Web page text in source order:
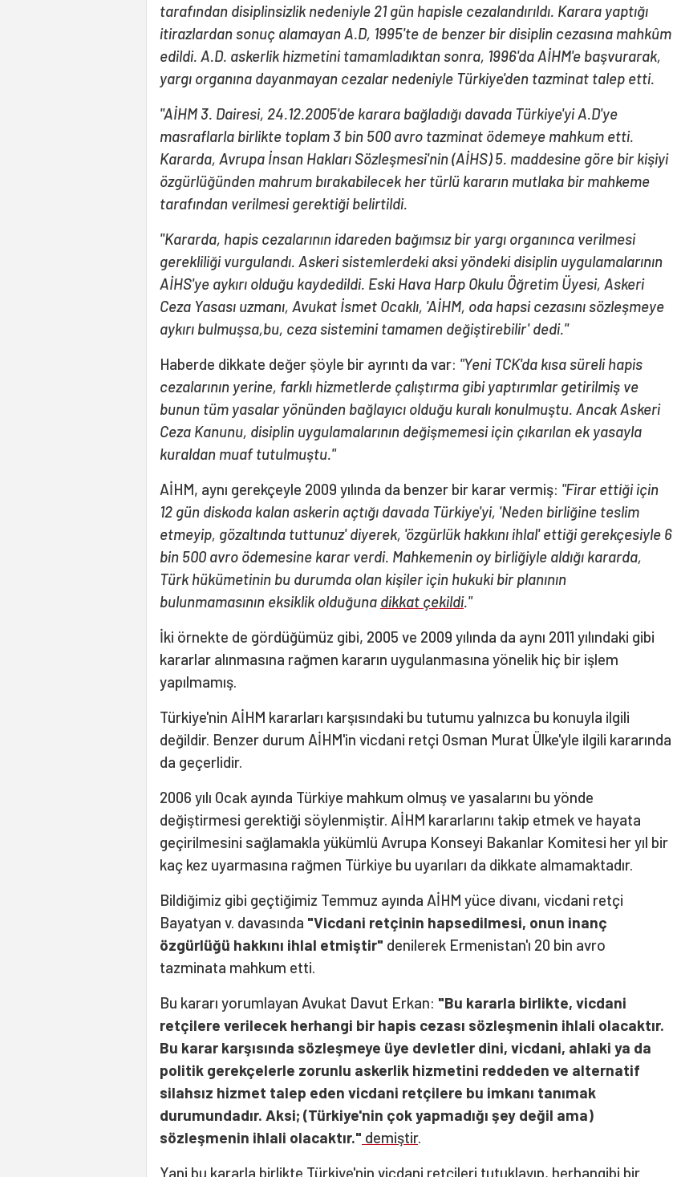
tarafından disiplinsizlik nedeniyle 21 gün hapisle cezalandırıldı. Karara yaptığı
itirazlardan sonuç alamayan A.D, 1995'te de benzer bir disiplin cezasına mahkûm
edildi. A.D. askerlik hizmetini tamamladıktan sonra, 1996'da AİHM'e başvurarak,
yargı organına dayanmayan cezalar nedeniyle Türkiye'den tazminat talep etti.
''AİHM 3. Dairesi, 24.12.2005'de karara bağladığı davada Türkiye'yi A.D'ye
masraflarla birlikte toplam 3 bin 500 avro tazminat ödemeye mahkum etti.
Kararda, Avrupa İnsan Hakları Sözleşmesi'nin (AİHS) 5. maddesine göre bir kişiyi
özgürlüğünden mahrum bırakabilecek her türlü kararın mutlaka bir mahkeme
tarafından verilmesi gerektiği belirtildi.
''Kararda, hapis cezalarının idareden bağımsız bir yargı organınca verilmesi
gerekliliği vurgulandı. Askeri sistemlerdeki aksi yöndeki disiplin uygulamalarının
AİHS'ye aykırı olduğu kaydedildi. Eski Hava Harp Okulu Öğretim Üyesi, Askeri
Ceza Yasası uzmanı, Avukat İsmet Ocaklı, 'AİHM, oda hapsi cezasını sözleşmeye
aykırı bulmuşsa,bu, ceza sistemini tamamen değiştirebilir' dedi.''
Haberde dikkate değer şöyle bir ayrıntı da var: "Yeni TCK'da kısa süreli hapis
cezalarının yerine, farklı hizmetlerde çalıştırma gibi yaptırımlar getirilmiş ve
bunun tüm yasalar yönünden bağlayıcı olduğu kuralı konulmuştu. Ancak Askeri
Ceza Kanunu, disiplin uygulamalarının değişmemesi için çıkarılan ek yasayla
kuraldan muaf tutulmuştu."
AİHM, aynı gerekçeyle 2009 yılında da benzer bir karar vermiş: "Firar ettiği için
12 gün diskoda kalan askerin açtığı davada Türkiye'yi, 'Neden birliğine teslim
etmeyip, gözaltında tuttunuz' diyerek, 'özgürlük hakkını ihlal' ettiği gerekçesiyle 6
bin 500 avro ödemesine karar verdi. Mahkemenin oy birliğiyle aldığı kararda,
Türk hükümetinin bu durumda olan kişiler için hukuki bir planının
bulunmamasının eksiklik olduğuna dikkat çekildi."
İki örnekte de gördüğümüz gibi, 2005 ve 2009 yılında da aynı 2011 yılındaki gibi
kararlar alınmasına rağmen kararın uygulanmasına yönelik hiç bir işlem
yapılmamış.
Türkiye'nin AİHM kararları karşısındaki bu tutumu yalnızca bu konuyla ilgili
değildir. Benzer durum AİHM'in vicdani retçi Osman Murat Ülke'yle ilgili kararında
da geçerlidir.
2006 yılı Ocak ayında Türkiye mahkum olmuş ve yasalarını bu yönde
değiştirmesi gerektiği söylenmiştir. AİHM kararlarını takip etmek ve hayata
geçirilmesini sağlamakla yükümlü Avrupa Konseyi Bakanlar Komitesi her yıl bir
kaç kez uyarmasına rağmen Türkiye bu uyarıları da dikkate almamaktadır.
Bildiğimiz gibi geçtiğimiz Temmuz ayında AİHM yüce divanı, vicdani retçi
Bayatyan v. davasında "Vicdani retçinin hapsedilmesi, onun inanç
özgürlüğü hakkını ihlal etmiştir" denilerek Ermenistan'ı 20 bin avro
tazminata mahkum etti.
Bu kararı yorumlayan Avukat Davut Erkan: "Bu kararla birlikte, vicdani
retçilere verilecek herhangi bir hapis cezası sözleşmenin ihlali olacaktır.
Bu karar karşısında sözleşmeye üye devletler dini, vicdani, ahlaki ya da
politik gerekçelerle zorunlu askerlik hizmetini reddeden ve alternatif
silahsız hizmet talep eden vicdani retçilere bu imkanı tanımak
durumundadır. Aksi; (Türkiye'nin çok yapmadığı şey değil ama)
sözleşmenin ihlali olacaktır." demiştir.
Yani bu kararla birlikte Türkiye'nin vicdani retçileri tutuklayıp, herhangibi bir